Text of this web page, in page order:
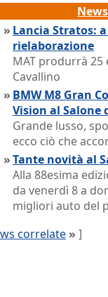
» Lancia Stratos:
rielaborazione
MAT produrrà
Cavallino
» BMW M8 Gran
Vision al Salone
Grande lusso,
ecco ciò che
»Tante novità al
Alla 88esima
da venerdì 8 a
migliori auto del
correlate » ]